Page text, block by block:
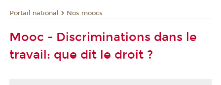
Portail national Nos moocs
Mooc - Discriminations dans le
travail: que dit le droit ?